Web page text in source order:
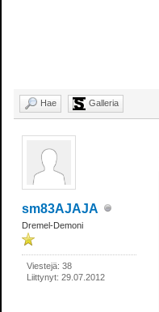
Hae Galleria
sm83AJAJA
Dremel-Demoni
Viestejä: 38
Liittynyt: 29.07.2012